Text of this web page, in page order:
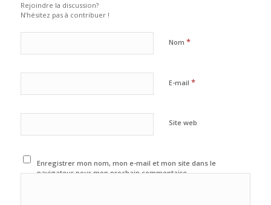
Rejoindre la discussion?
N’hésitez pas à contribuer !
Nom *
E-mail *
Site web
Enregistrer mon nom, mon e-mail et mon site dans le
navigateur pour mon prochain commentaire.